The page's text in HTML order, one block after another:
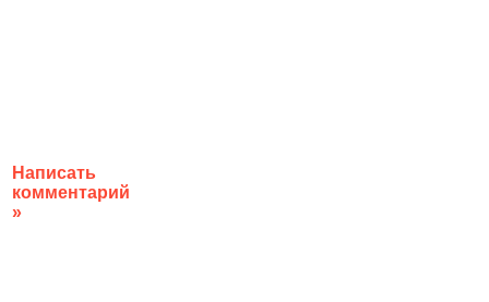
Написать
комментарий
»